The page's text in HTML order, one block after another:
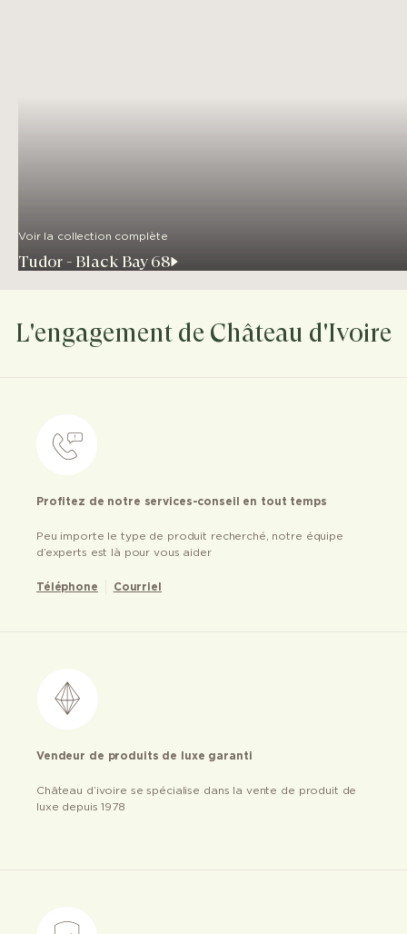
Voir la collection complète
Tudor - Black Bay 68
L'engagement de Château d'Ivoire
Profitez de notre services-conseil en tout temps
Peu importe le type de produit recherché, notre équipe
d’experts est là pour vous aider
Téléphone Courriel
Vendeur de produits de luxe garanti
Château d’ivoire se spécialise dans la vente de produit de
luxe depuis 1978